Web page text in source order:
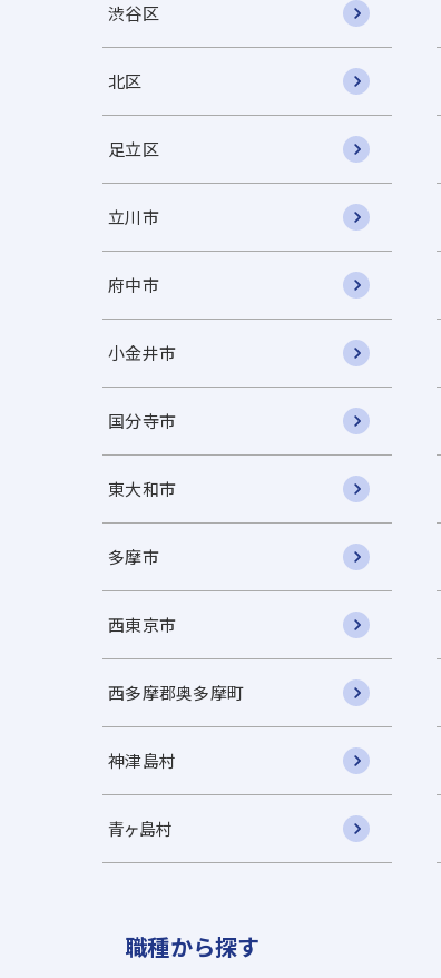
渋谷区
北区
足立区
立川市
府中市
小金井市
国分寺市
東大和市
多摩市
西東京市
西多摩郡奥多摩町
神津島村
青ヶ島村
職種から探す